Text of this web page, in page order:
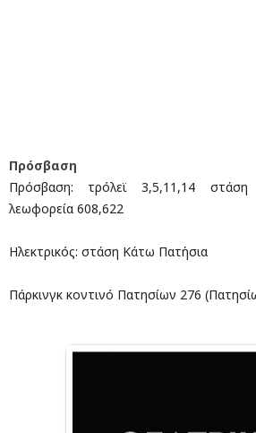
Πρόσβαση
Πρόσβαση: τρόλεϊ 3,5,11,14 στάση
λεωφορεία 608,622
Ηλεκτρικός: στάση Κάτω Πατήσια
Πάρκινγκ κοντινό Πατησίων 276